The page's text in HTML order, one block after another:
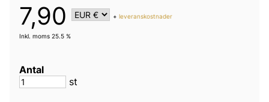
7,90 +leveranskostnader
Inkl. moms 25.5 %
Antal
st